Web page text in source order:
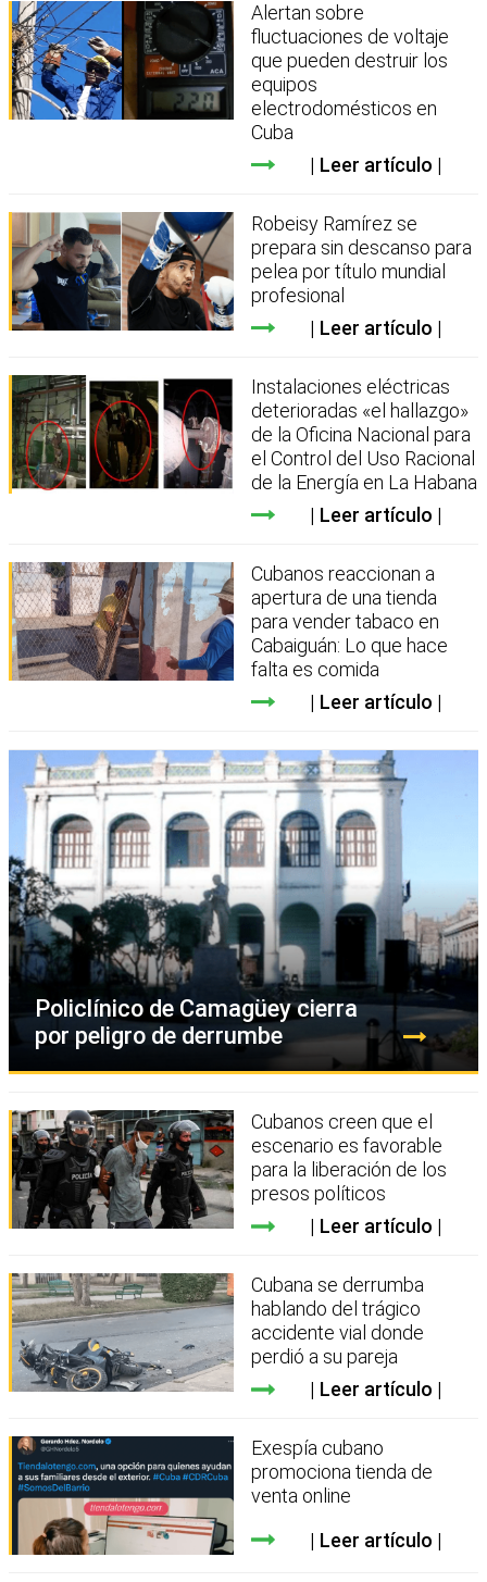
Alertan sobre
fluctuaciones de voltaje
que pueden destruir los
equipos
electrodomésticos en
Cuba
Leer artículo
Robeisy Ramírez se
prepara sin descanso para
pelea por título mundial
profesional
Leer artículo
Instalaciones eléctricas
deterioradas «el hallazgo»
de la Oficina Nacional para
el Control del Uso Racional
de la Energía en La Habana
Leer artículo
Cubanos reaccionan a
apertura de una tienda
para vender tabaco en
Cabaiguán: Lo que hace
falta es comida
Leer artículo
Policlínico de Camagüey cierra
por peligro de derrumbe
Cubanos creen que el
escenario es favorable
para la liberación de los
presos políticos
Leer artículo
Cubana se derrumba
hablando del trágico
accidente vial donde
perdió a su pareja
Leer artículo
Exespía cubano
promociona tienda de
venta online
Leer artículo